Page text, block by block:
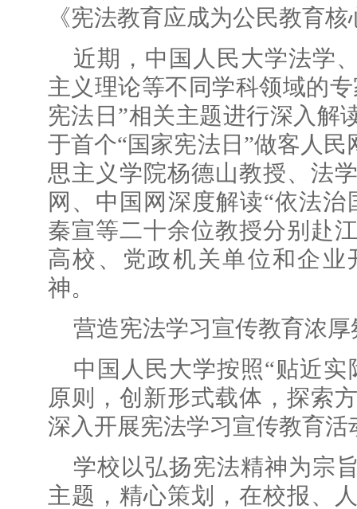
《宪法教育应成为公民教育
近期，中国人民大学法学
主义理论等不同学科领域的
宪法日”相关主题进行深入解
于首个“国家宪法日”做客人
思主义学院杨德山教授、法
网、中国网深度解读“依法
秦宣等二十余位教授分别赴
高校、党政机关单位和企
神。
营造宪法学习宣传教育浓厚
中国人民大学按照“贴近
原则，创新形式载体，探索
深入开展宪法学习宣传教育活
学校以弘扬宪法精神为宗
主题，精心策划，在校报、